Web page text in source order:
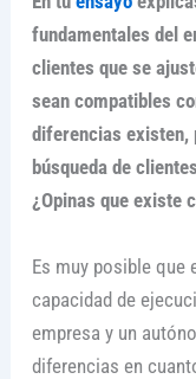
fundamentales del
clientes que se
sean compatibles
diferencias existen,
búsqueda de
¿Opinas que existe
Es muy posible que
capacidad de
empresa y un
diferencias en